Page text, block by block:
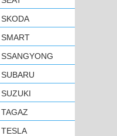
SKODA
SMART
SSANGYONG
SUBARU
SUZUKI
TAGAZ
TESLA